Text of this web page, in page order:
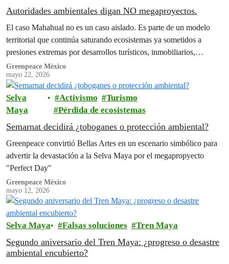
Autoridades ambientales digan NO megaproyectos.
El caso Mahahual no es un caso aislado. Es parte de un modelo
territorial que continúa saturando ecosistemas ya sometidos a
presiones extremas por desarrollos turísticos, inmobiliarios,
extractivos y de infraestructura. Pero antes de que las empresas
desistan de seguir con megaproyectos destructivos, como lo hizo
Royal Caribbean con su proyecto Perfect Day, es necesario…
Greenpeace México
mayo 22, 2026
Selva
Maya
Activismo
Turismo
Pérdida de ecosistemas
Semarnat decidirá ¿toboganes o protección ambiental?
Greenpeace convirtió Bellas Artes en un escenario simbólico para
advertir la devastación a la Selva Maya por el megapropyecto
"Perfect Day"
Greenpeace México
mayo 12, 2026
Selva Maya Falsas soluciones Tren Maya
Segundo aniversario del Tren Maya: ¿progreso o desastre
ambiental encubierto?